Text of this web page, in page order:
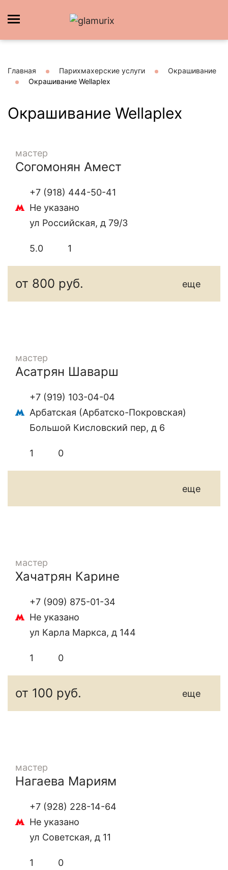
Главная Парихмахерские услуги
Окрашивание
Окрашивание Wellaplex
Окрашивание Wellaplex
мастер
Согомонян Амест
+7 (918) 444-50-41
Не указано
ул Российская, д 79/3
5.0 1
от 800 руб. еще
мастер
Асатрян Шаварш
+7 (919) 103-04-04
Арбатская (Арбатско-Покровская)
Большой Кисловский пер, д 6
1 0
еще
мастер
Хачатрян Карине
+7 (909) 875-01-34
Не указано
ул Карла Маркса, д 144
1 0
от 100 руб. еще
мастер
Нагаева Мариям
+7 (928) 228-14-64
Не указано
ул Советская, д 11
1 0